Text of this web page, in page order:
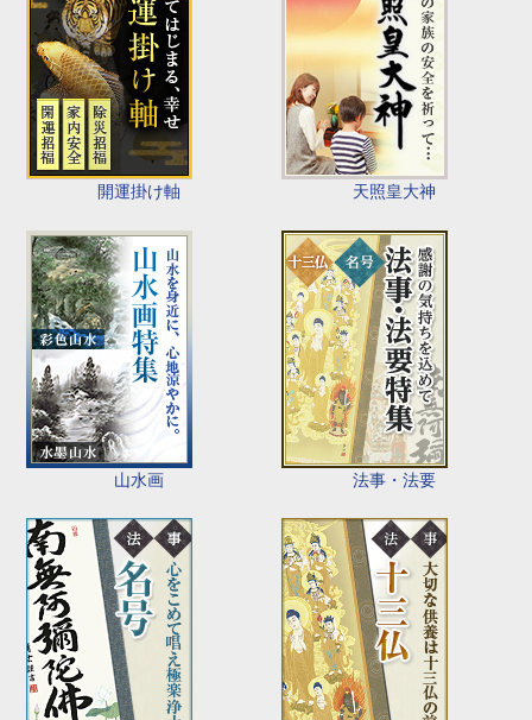
開運掛け軸 天照皇大神
山水画 法事・法要